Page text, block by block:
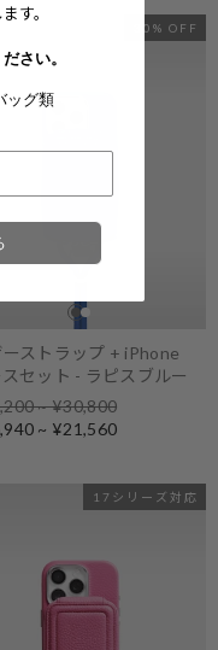
30% OFF
ーストラップ + iPhone
セット - ラピスブルー
~ ¥30,800
~ ¥21,560
17シリーズ対応
す。
さい。
ッグ類